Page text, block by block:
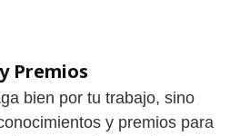
Premios
bien por tu trabajo, sino
y premios para